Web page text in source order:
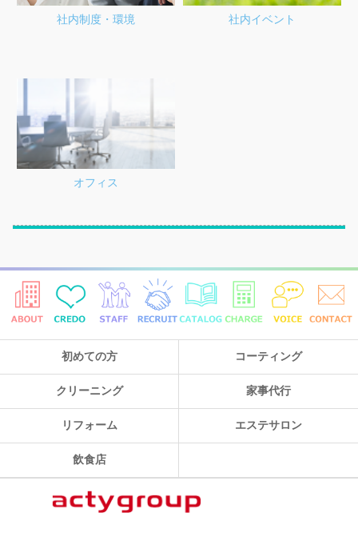
社内制度・環境 社内イベント
オフィス
初めての方 コーティング
クリーニング 家事代行
リフォーム エステサロン
飲食店